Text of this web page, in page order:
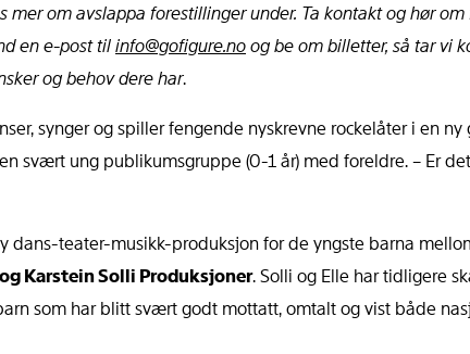
mer om avslappa forestillinger under. Ta kontakt og hør
en e-post tilinfo@gofigure.noog be om billetter, så tar vi
og behov dere har.
synger og spiller fengende nyskrevne rockelåter i en
svært ung publikumsgruppe (0-1 år) med foreldre. – Er
dans-teater-musikk-produksjon for de yngste barna
Karstein Solli Produksjoner. Solli og Elle har tidligere
som har blitt svært godt mottatt, omtalt og vist både